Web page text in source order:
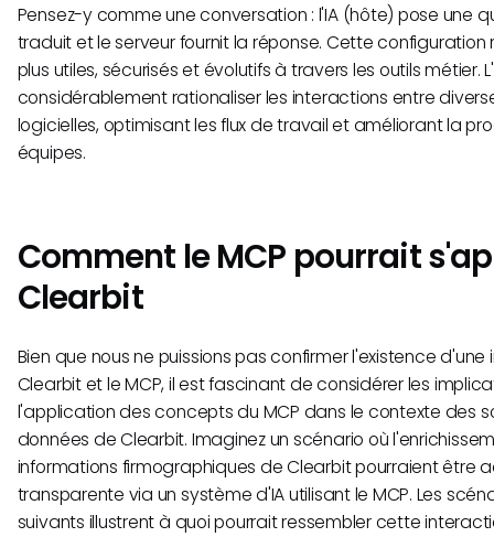
Pensez-y comme une conversation : l'IA (hôte) pose une
traduit et le serveur fournit la réponse. Cette configuration
plus utiles, sécurisés et évolutifs à travers les outils métier.
considérablement rationaliser les interactions entre
logicielles, optimisant les flux de travail et améliorant la
équipes.
Comment le MCP pourrait
Clearbit
Bien que nous ne puissions pas confirmer l'existence
Clearbit et le MCP, il est fascinant de considérer les
l'application des concepts du MCP dans le contexte des
données de Clearbit. Imaginez un scénario où
informations firmographiques de Clearbit pourraient être
transparente via un système d'IA utilisant le MCP. Les
suivants illustrent à quoi pourrait ressembler cette